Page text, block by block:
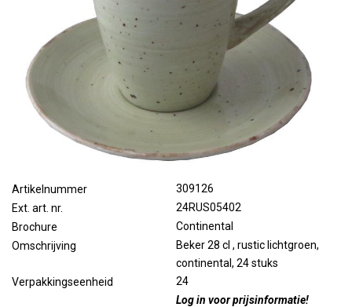
Artikelnummer
309126
Ext. art. nr.
24RUS05402
Brochure
Continental
Omschrijving
Beker 28 cl , rustic lichtgroen,
continental, 24 stuks
Verpakkingseenheid
24
Log in voor prijsinformatie!